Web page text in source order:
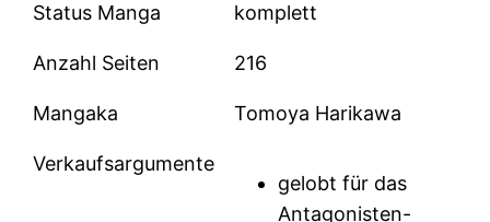
Status Manga komplett
Anzahl Seiten 216
Mangaka Tomoya Harikawa
Verkaufsargumente
gelobt für das
Antagonisten-